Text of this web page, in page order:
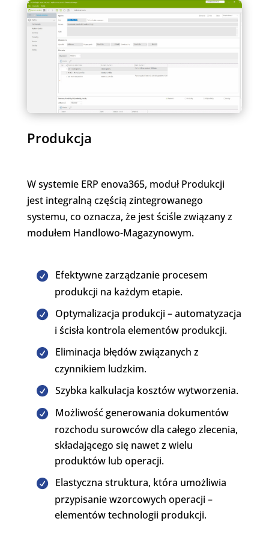
Produkcja
W systemie ERP enova365, moduł Produkcji
jest integralną częścią zintegrowanego
systemu, co oznacza, że jest ściśle związany z
modułem Handlowo-Magazynowym.
Efektywne zarządzanie procesem
produkcji na każdym etapie.
Optymalizacja produkcji – automatyzacja
i ścisła kontrola elementów produkcji.
Eliminacja błędów związanych z
czynnikiem ludzkim.
Szybka kalkulacja kosztów wytworzenia.
Możliwość generowania dokumentów
rozchodu surowców dla całego zlecenia,
składającego się nawet z wielu
produktów lub operacji.
Elastyczna struktura, która umożliwia
przypisanie wzorcowych operacji –
elementów technologii produkcji.